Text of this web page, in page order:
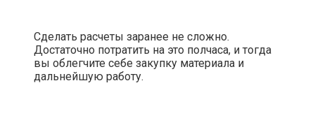
Сделать расчеты заранее не сложно.
Достаточно потратить на это полчаса, и тогда
вы облегчите себе закупку материала и
дальнейшую работу.